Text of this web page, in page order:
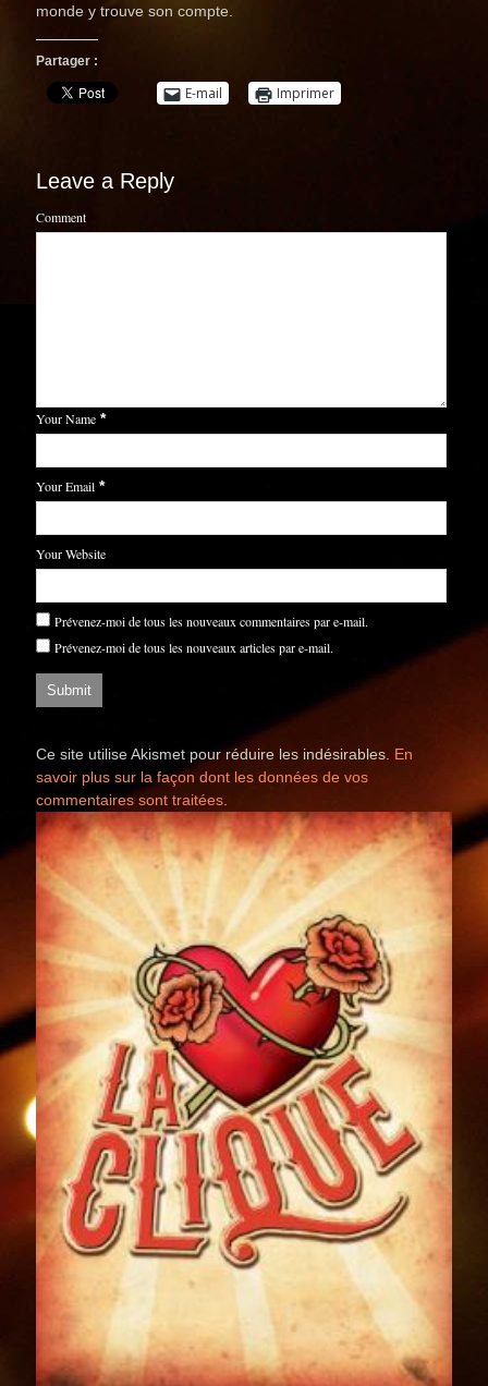
monde y trouve son compte.
Partager :
E-mail Imprimer
Leave a Reply
Comment
Your Name *
Your Email *
Your Website
Prévenez-moi de tous les nouveaux commentaires par e-mail.
Prévenez-moi de tous les nouveaux articles par e-mail.
Ce site utilise Akismet pour réduire les indésirables. En
savoir plus sur la façon dont les données de vos
commentaires sont traitées.